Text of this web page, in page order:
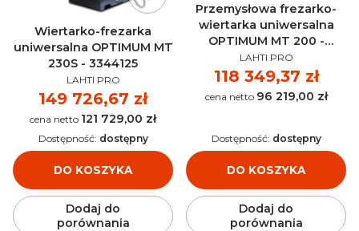
Wiertarko-frezarka
uniwersalna OPTIMUM MT
230S - 3344125
PRODUCENT
LAHTI PRO
Cena
149 726,67 zł
Cena 121 729,00 zł
DO KOSZYKA
Dostępność: dostępny
Dodaj do
porównania
Przemysłowa frezarko-
wiertarka uniwersalna
OPTIMUM MT 200 -
3336120
PRODUCENT
LAHTI PRO
Cena
118 349,37 zł
Cena 96 219,00 zł
DO KOSZYKA
Dostępność: dostępny
Dodaj do
porównania